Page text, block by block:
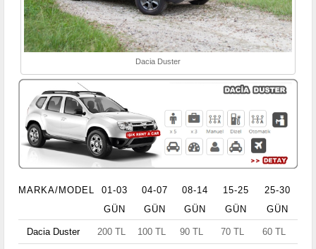
Dacia Duster
MARKA/MODEL
01-03
GÜN
04-07
GÜN
08-14
GÜN
15-25
GÜN
25-30
GÜN
Dacia Duster 200 TL 100 TL 90 TL 70 TL 60 TL